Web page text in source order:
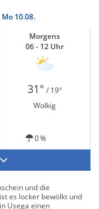
Mo 10.08.
Morgens
06 - 12 Uhr
31° / 19°
Wolkig
0 %
und die
es locker bewölkt und
Usega einen